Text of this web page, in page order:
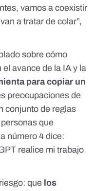
vamos a coexistir
a tratar de colar”,
sobre cómo
avance de la IA y la
para copiar un
preocupaciones de
conjunto de reglas
que
número 4 dice:
realice mi trabajo
que los